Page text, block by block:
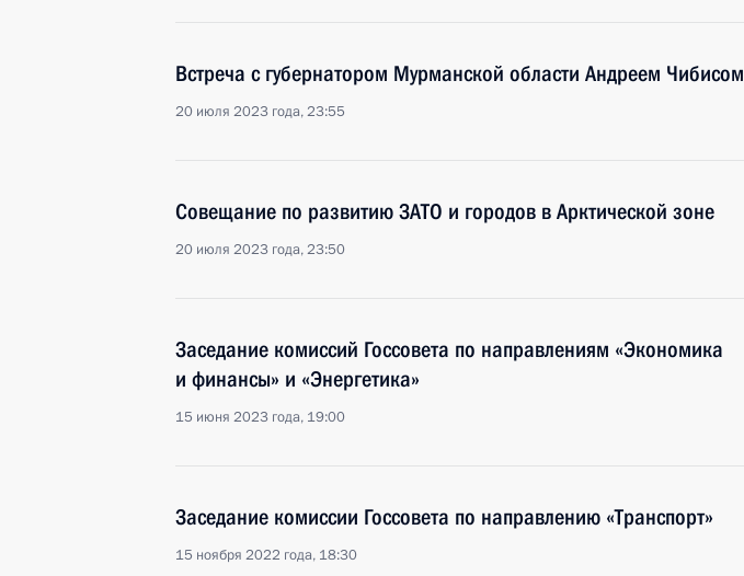
Встреча с губернатором Мурманской области Андреем Чибисом
20 июля 2023 года, 23:55
Совещание по развитию ЗАТО и городов в Арктической зоне
20 июля 2023 года, 23:50
Заседание комиссий Госсовета по направлениям «Экономика
и финансы» и «Энергетика»
15 июня 2023 года, 19:00
Заседание комиссии Госcовета по направлению «Транспорт»
15 ноября 2022 года, 18:30